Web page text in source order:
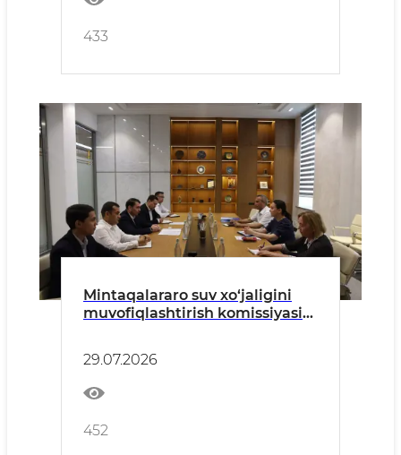
433
Mintaqalararo suv xo‘jaligini
muvofiqlashtirish komissiyasi
masalalari muhokama qilindi
29.07.2026
452